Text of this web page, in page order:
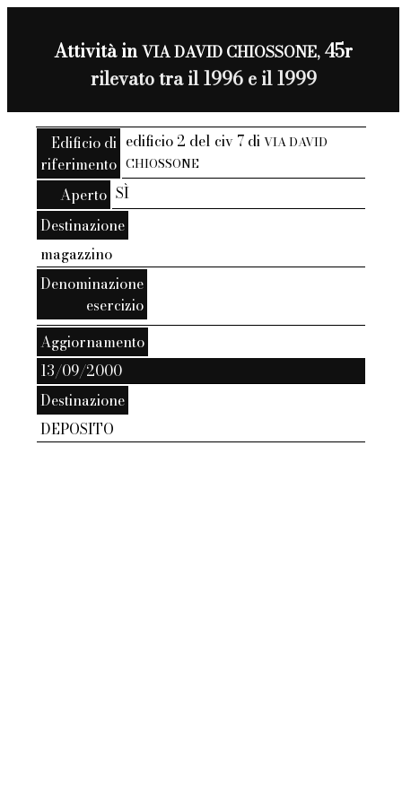
Attività inVIA DAVID CHIOSSONE,45r
rilevato tra il 1996 e il 1999
Edificio di
riferimento
edificio 2 del civ 7 diVIA DAVID
CHIOSSONE
Aperto SÌ
Destinazione
magazzino
Denominazione
esercizio
Aggiornamento
13/09/2000
Destinazione
DEPOSITO